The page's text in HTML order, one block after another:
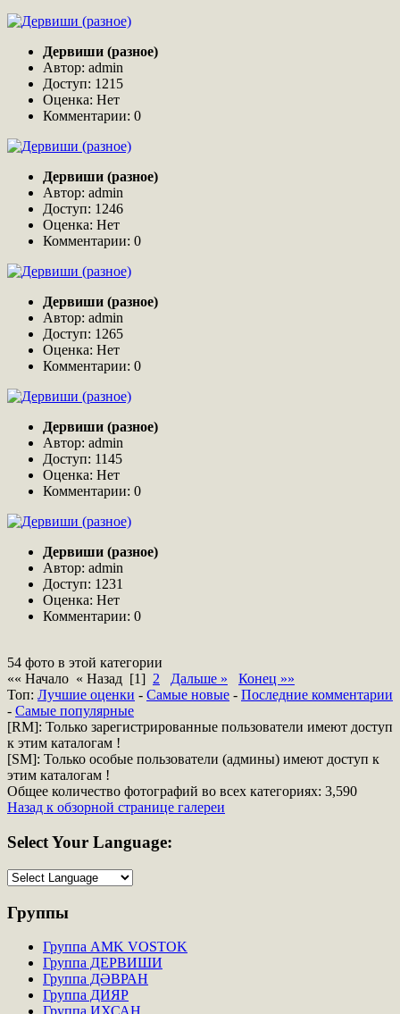
Дервиши (разное)
Автор: admin
Доступ: 1215
Оценка: Нет
Комментарии: 0
Дервиши (разное)
Автор: admin
Доступ: 1246
Оценка: Нет
Комментарии: 0
Дервиши (разное)
Автор: admin
Доступ: 1265
Оценка: Нет
Комментарии: 0
Дервиши (разное)
Автор: admin
Доступ: 1145
Оценка: Нет
Комментарии: 0
Дервиши (разное)
Автор: admin
Доступ: 1231
Оценка: Нет
Комментарии: 0
54 фото в этой категории
«« Начало « Назад [1] 2 Дальше »
Конец »»
Топ: Лучшие оценки - Самые новые - Последние комментарии
- Самые популярные
[RM]: Только зарегистрированные пользователи имеют доступ
к этим каталогам !
[SM]: Только особые пользователи (админы) имеют доступ к
этим каталогам !
Общее количество фотографий во всех категориях: 3,590
Назад к обзорной странице галереи
SelectYour Language:
Группы
Группа AMK VOSTOK
Группа ДЕРВИШИ
Группа ДӘВРАН
Группа ДИЯР